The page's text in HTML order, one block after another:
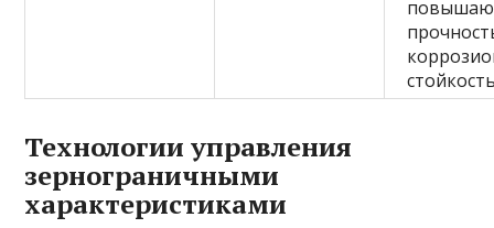
Технологии управления
зернограничными
характеристиками